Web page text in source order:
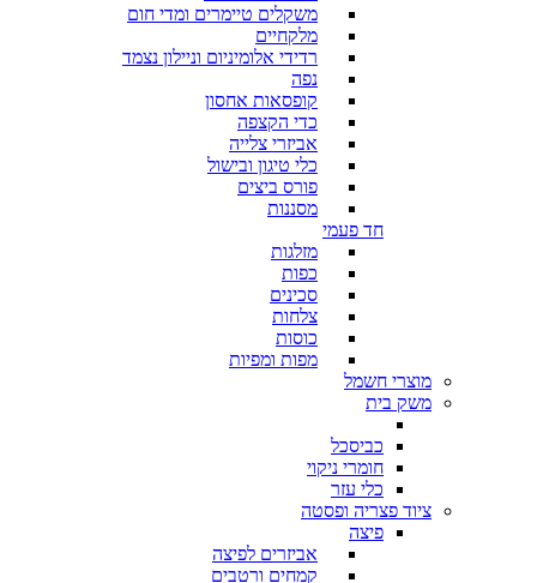
משקלים טיימרים ומדי חום
מלקחיים
רדידי אלומיניום וניילון נצמד
נפה
קופסאות אחסון
כדי הקצפה
אביזרי צלייה
כלי טיגון ובישול
פורס ביצים
מסננות
חד פעמי
מזלגות
כפות
סכינים
צלחות
כוסות
מפות ומפיות
מוצרי חשמל
משק בית
כביסכל
חומרי ניקוי
כלי עזר
ציוד פצריה ופסטה
פיצה
אביזרים לפיצה
קמחים ורטבים